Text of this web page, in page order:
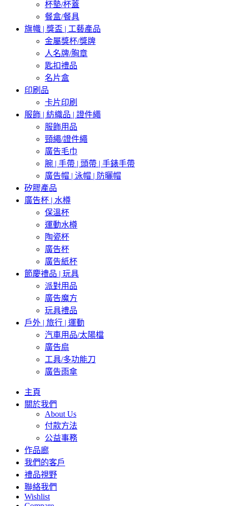
杯墊/杯蓋
餐盒/餐具
旗幟 | 獎盃 | 工藝產品
金屬獎杯/獎牌
人名牌/胸章
匙扣禮品
名片盒
印刷品
卡片印刷
服飾 | 紡織品 | 證件繩
服飾用品
頸繩/證件繩
廣告毛巾
腕 | 手帶 | 頭帶 | 手錶手帶
廣告帽 | 泳帽 | 防曬帽
矽膠產品
廣告杯 | 水樽
保溫杯
運動水樽
陶瓷杯
廣告杯
廣告紙杯
節慶禮品 | 玩具
派對用品
廣告魔方
玩具禮品
戶外 | 旅行 | 運動
汽車用品/太陽檔
廣告扇
工具/多功能刀
廣告雨傘
主頁
關於我們
About Us
付款方法
公益事務
作品廊
我們的客戶
禮品視野
聯絡我們
Wishlist